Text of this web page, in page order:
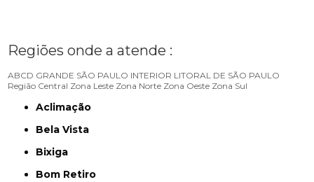
Regiões onde a atende :
ABCD GRANDE SÃO PAULO INTERIOR LITORAL DE SÃO PAULO
Região Central Zona Leste Zona Norte Zona Oeste Zona Sul
Aclimação
Bela Vista
Bixiga
Bom Retiro